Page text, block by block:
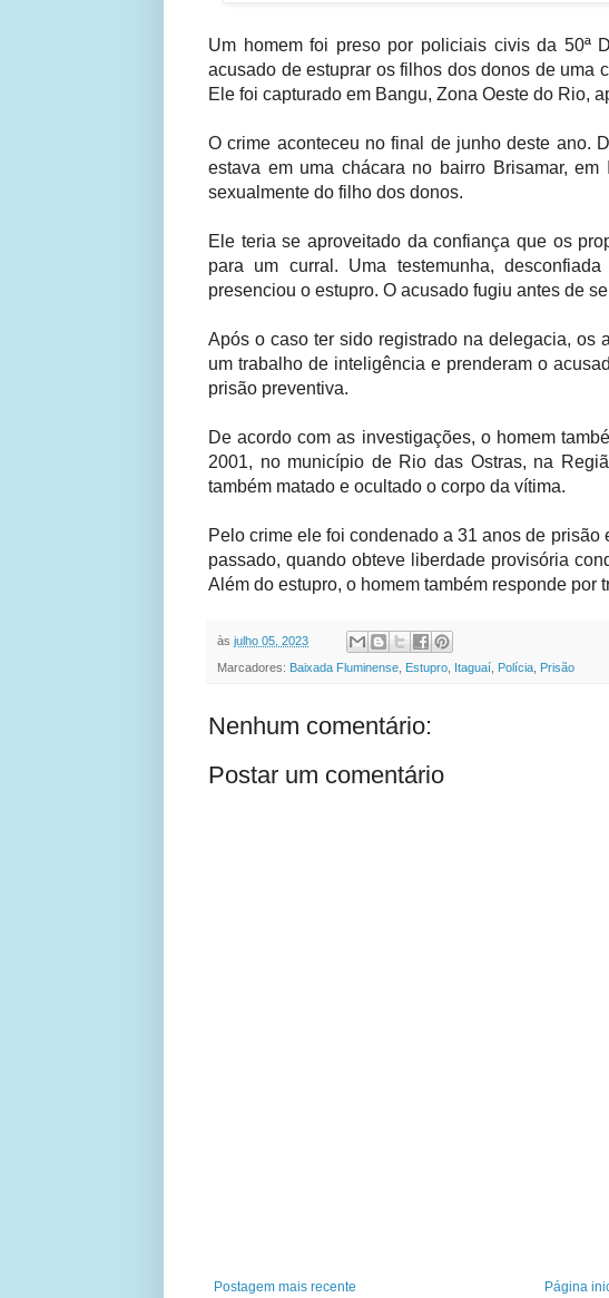
Um homem foi preso por policiais civis da 50ª
acusado de estuprar os filhos dos donos de uma
Ele foi capturado em Bangu, Zona Oeste do Rio,
O crime aconteceu no final de junho deste ano.
estava em uma chácara no bairro Brisamar,
sexualmente do filho dos donos.
Ele teria se aproveitado da confiança que os
para um curral. Uma testemunha,
presenciou o estupro. O acusado fugiu antes de
Após o caso ter sido registrado na delegacia, os
um trabalho de inteligência e prenderam o
prisão preventiva.
De acordo com as investigações, o homem
2001, no município de Rio das Ostras, na
também matado e ocultado o corpo da vítima.
Pelo crime ele foi condenado a 31 anos de
passado, quando obteve liberdade provisória
Além do estupro, o homem também responde por
às julho 05, 2023
Marcadores: Baixada Fluminense Estupro Itaguaí Polícia Prisão
Nenhum comentário:
Postar um comentário
Postagem mais recente
Página